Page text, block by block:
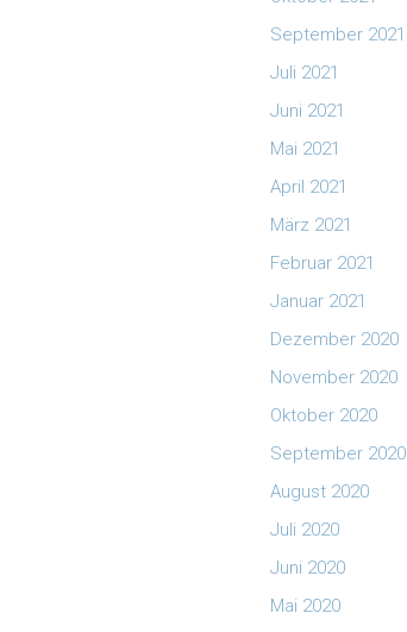
September 2021
Juli 2021
Juni 2021
Mai 2021
April 2021
März 2021
Februar 2021
Januar 2021
Dezember 2020
November 2020
Oktober 2020
September 2020
August 2020
Juli 2020
Juni 2020
Mai 2020